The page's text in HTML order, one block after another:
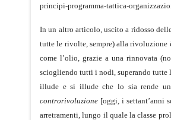
principi-programma-tattica-
In un altro articolo, uscito a ridosso
tutte le rivolte, sempre) alla rivoluzione
come l’olio, grazie a una rinnovata
sciogliendo tutti i nodi, superando tutte
illude e si illude che lo sia rende
controrivoluzione [oggi, i settant’anni
arretramenti, lungo il quale la classe